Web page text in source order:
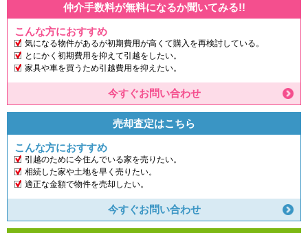
仲介手数料が無料になるか聞いてみる!!
こんな方におすすめ
気になる物件があるが初期費用が高くて購入を再検討している。
とにかく初期費用を抑えて引越をしたい。
家具や車を買うため引越費用を抑えたい。
今すぐお問い合わせ
売却査定はこちら
こんな方におすすめ
引越のために今住んでいる家を売りたい。
相続した家や土地を早く売りたい。
適正な金額で物件を売却したい。
今すぐお問い合わせ